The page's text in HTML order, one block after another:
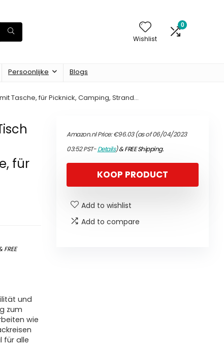
Wishlist
0
Persoonlijke Blogs
Tasche, für Picknick, Camping, Strand…
für
FREE
und
zum
wie
für alle
Amazon.nl Price:€96.03(as of 06/04/2023
03:52 PST-Details)&FREE Shipping.
KOOP PRODUCT
Add to wishlist
Add to compare